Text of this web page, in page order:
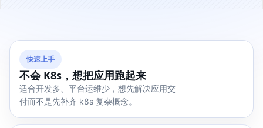
快速上手
不会 K8s，想把应用跑起来
适合开发多、平台运维少，想先解决应用交
付而不是先补齐 k8s 复杂概念。